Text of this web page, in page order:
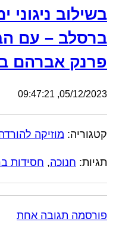
בשילוב ניגוני
ברסלב – עם
פרנק אברהם
05/12/2023, 09:47:21
קטגוריה: מוזיקה
תגיות: חנוכה, חסידות
פורסמה תגובה אחת